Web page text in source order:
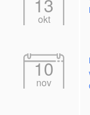
okt
10
nov